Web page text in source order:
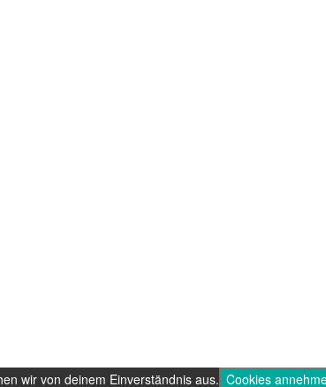
wir von deinem Einverständnis aus. Cookies